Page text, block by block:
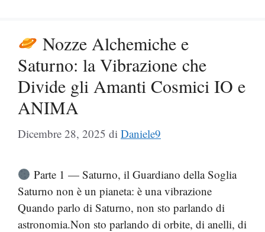
Nozze Alchemiche e
Saturno: la Vibrazione che
Divide gli Amanti Cosmici IO e
ANIMA
Dicembre 28, 2025 di Daniele9
Parte 1 — Saturno, il Guardiano della Soglia
Saturno non è un pianeta: è una vibrazione
Quando parlo di Saturno, non sto parlando di
astronomia.Non sto parlando di orbite, di anelli, di